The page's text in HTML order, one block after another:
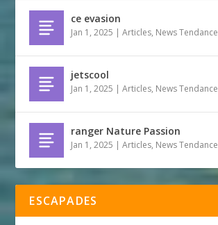
ce evasion
Jan 1, 2025 |Articles, News Tendance
jetscool
Jan 1, 2025 |Articles, News Tendance
ranger Nature Passion
Jan 1, 2025 |Articles, News Tendance
ESCAPADES